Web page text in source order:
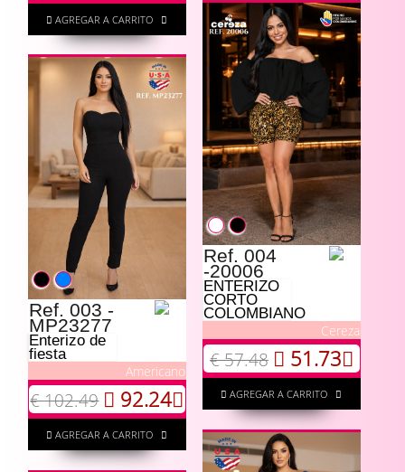
AGREGAR A CARRITO
Ref. 004
-20006
ENTERIZO
CORTO
COLOMBIANO
Cereza
€ 57.48 51.73
AGREGAR A CARRITO
Ref. 003 -
MP23277
Enterizo de
fiesta
Americano
€ 102.49 92.24
AGREGAR A CARRITO